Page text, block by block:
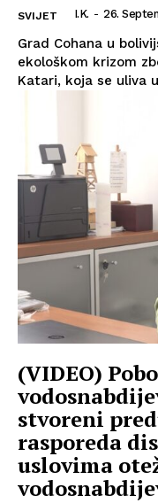
SVIJET I.K. - 26.
Grad Cohana u
ekološkom krizom
Katari, koja se uliva
(VIDEO)
stvoreni
rasporeda
uslovima